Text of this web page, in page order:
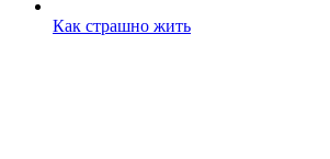
Как страшно жить